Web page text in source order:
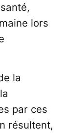
lors
la
par ces
résultent,